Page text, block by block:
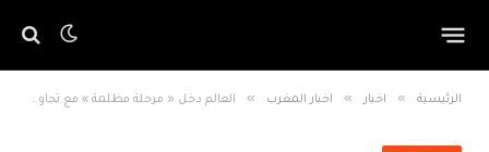
الرئيسية » اخبار » اخبار المغرب » العالم دخل « مرحلة مظلمة » مع تجاوز عدد القتلى في غزة 40 ألفا اليوم 24